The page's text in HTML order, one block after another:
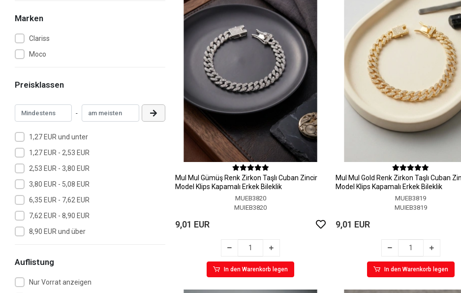
Marken
Clariss
Moco
Preisklassen
-
1,27 EUR und unter
1,27 EUR - 2,53 EUR
2,53 EUR - 3,80 EUR
3,80 EUR - 5,08 EUR
6,35 EUR - 7,62 EUR
7,62 EUR - 8,90 EUR
8,90 EUR und über
Auflistung
Nur Vorrat anzeigen
MuI MuI Gümüş Renk Zirkon Taşlı Cuban Zincir
Model Klips Kapamalı Erkek Bileklik
MUEB3820
MUIEB3820
9,01 EUR
In den Warenkorb legen
MuI MuI Gold Renk Zirkon Taşlı Cuban
Model Klips Kapamalı Erkek Bileklik
MUEB3819
MUIEB3819
9,01 EUR
In den Warenkorb legen